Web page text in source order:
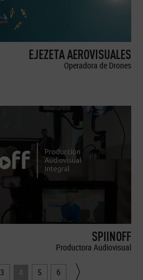
EJEZETA AEROVISUALES
Operadora de Drones
SPIINOFF
Productora Audiovisual
3 4 5 6